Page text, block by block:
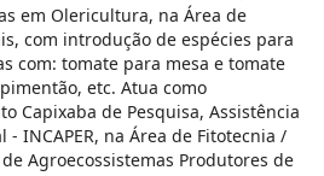
em Olericultura, na Área de
com introdução de espécies para
com: tomate para mesa e tomate
etc. Atua como
Capixaba de Pesquisa, Assistência
- INCAPER, na Área de Fitotecnia /
Agroecossistemas Produtores de